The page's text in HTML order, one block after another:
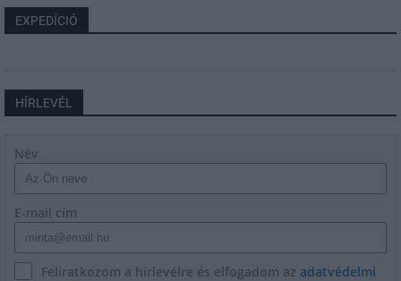
EXPEDÍCIÓ
HÍRLEVÉL
Név
E-mail cím
Feliratkozom a hírlevélre és elfogadom az adatvédelmi